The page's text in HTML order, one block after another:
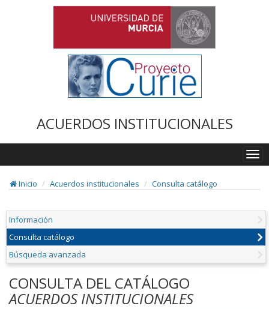
ACUERDOS INSTITUCIONALES
Inicio
Acuerdos institucionales Consulta catálogo
Información
Consulta catálogo
Búsqueda avanzada
CONSULTA DEL CATÁLOGO
ACUERDOS INSTITUCIONALES